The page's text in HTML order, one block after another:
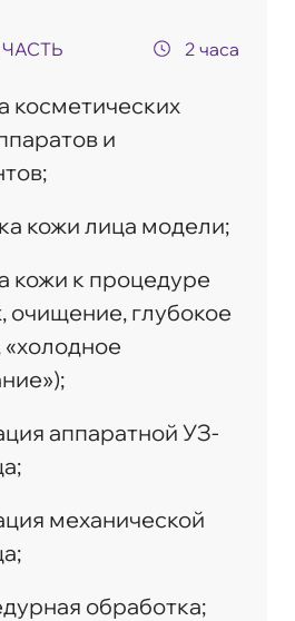
2 часа
косметических
и
кожи лица модели;
кожи к процедуре
очищение, глубокое
аппаратной УЗ-
механической
обработка;